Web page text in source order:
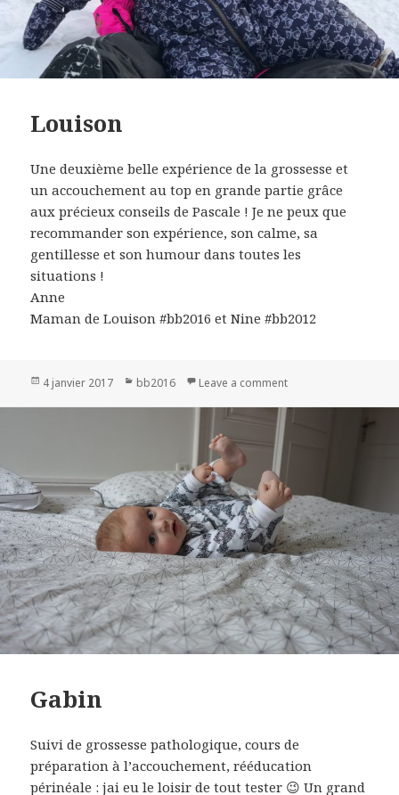
Louison
Une deuxième belle expérience de la grossesse et
un accouchement au top en grande partie grâce
aux précieux conseils de Pascale ! Je ne peux que
recommander son expérience, son calme, sa
gentillesse et son humour dans toutes les
situations !
Anne
Maman de Louison #bb2016 et Nine #bb2012
Publié
4 janvier 2017 Catégories
bb2016 Leave a comment
Gabin
Suivi de grossesse pathologique, cours de
préparation à l’accouchement, rééducation
périnéale : jai eu le loisir de tout tester 😉 Un grand